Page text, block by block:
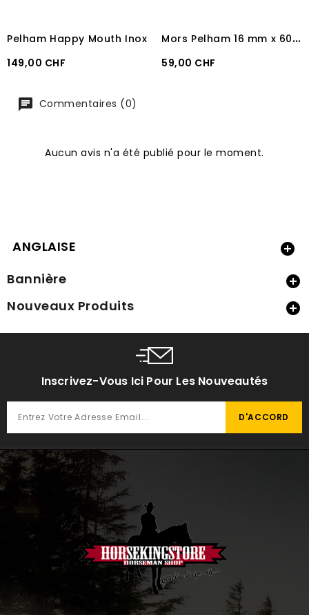
Pelham Happy Mouth Inox
Prix
149,00 CHF
M
ors Pelham 16 mm x 60 mm
Prix
59,00 CHF
Commentaires (0)
Aucun avis n'a été publié pour le moment.
ANGLAISE 
Bannière 
Nouveaux Produits 
Inscrivez-Vous Ici Pour Les Nouveautés